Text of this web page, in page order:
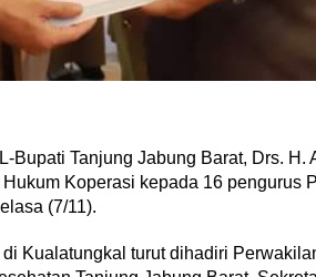
Bupati Tanjung Jabung Barat, Drs. H.
Koperasi kepada 16 pengurus
(7/11).
Kualatungkal turut dihadiri